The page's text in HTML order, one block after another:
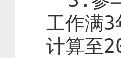
工作满3
计算至